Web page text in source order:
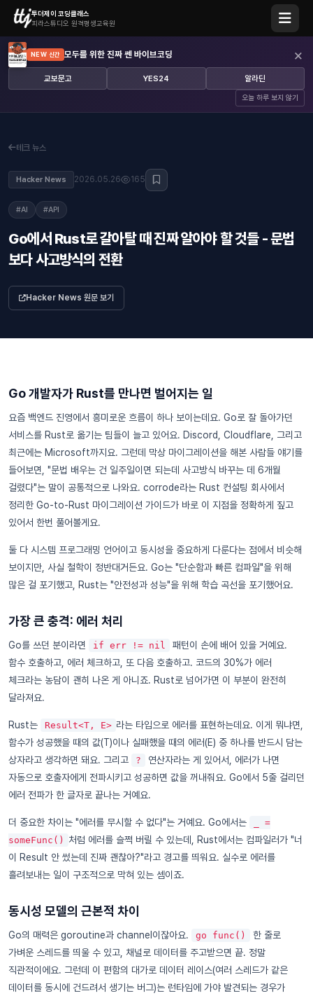
투더제이 코딩클래스
피라스튜디오 원격평생교육원
NEW 신간 모두를 위한 진짜 쎈 바이브코딩
교보문고 YES24 알라딘
오늘 하루 보지 않기
×
테크 뉴스
Hacker News 2026.05.26 165
#AI #API
Go에서 Rust로 갈아탈 때 진짜 알아야 할 것들 - 문법
보다 사고방식의 전환
Hacker News 원문 보기
Go 개발자가 Rust를 만나면 벌어지는 일
요즘 백엔드 진영에서 흥미로운 흐름이 하나 보이는데요. Go로 잘 돌아가던
서비스를 Rust로 옮기는 팀들이 늘고 있어요. Discord, Cloudflare, 그리고
최근에는 Microsoft까지요. 그런데 막상 마이그레이션을 해본 사람들 얘기를
들어보면, "문법 배우는 건 일주일이면 되는데 사고방식 바꾸는 데 6개월
걸렸다"는 말이 공통적으로 나와요. corrode라는 Rust 컨설팅 회사에서
정리한 Go-to-Rust 마이그레이션 가이드가 바로 이 지점을 정확하게 짚고
있어서 한번 풀어볼게요.
둘 다 시스템 프로그래밍 언어이고 동시성을 중요하게 다룬다는 점에서 비슷해
보이지만, 사실 철학이 정반대거든요. Go는 "단순함과 빠른 컴파일"을 위해
많은 걸 포기했고, Rust는 "안전성과 성능"을 위해 학습 곡선을 포기했어요.
가장 큰 충격: 에러 처리
Go를 쓰던 분이라면 if err != nil
패턴이 손에 배어 있을 거예요.
함수 호출하고, 에러 체크하고, 또 다음 호출하고. 코드의 30%가 에러
체크라는 농담이 괜히 나온 게 아니죠. Rust로 넘어가면 이 부분이 완전히
달라져요.
Rust는 Result<T, E> 라는 타입으로 에러를 표현하는데요. 이게 뭐냐면,
함수가 성공했을 때의 값(T)이나 실패했을 때의 에러(E) 중 하나를 반드시 담는
상자라고 생각하면 돼요. 그리고
?
연산자라는 게 있어서, 에러가 나면
자동으로 호출자에게 전파시키고 성공하면 값을 꺼내줘요. Go에서 5줄 걸리던
에러 전파가 한 글자로 끝나는 거예요.
더 중요한 차이는 "에러를 무시할 수 없다"는 거예요. Go에서는
_ =
someFunc()
처럼 에러를 슬쩍 버릴 수 있는데, Rust에서는 컴파일러가 "너
이 Result 안 썼는데 진짜 괜찮아?"라고 경고를 띄워요. 실수로 에러를
흘려보내는 일이 구조적으로 막혀 있는 셈이죠.
동시성 모델의 근본적 차이
Go의 매력은 goroutine과 channel이잖아요. go func()
한 줄로
가벼운 스레드를 띄울 수 있고, 채널로 데이터를 주고받으면 끝. 정말
직관적이에요. 그런데 이 편함의 대가로 데이터 레이스(여러 스레드가 같은
데이터를 동시에 건드려서 생기는 버그)는 런타임에 가야 발견되는 경우가